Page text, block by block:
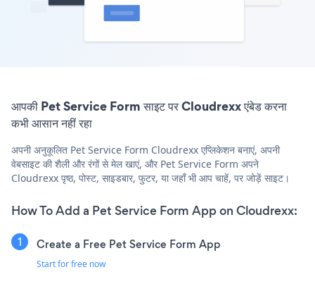
आपकी Pet Service Form साइट पर Cloudrexx एंबेड करना
कभी आसान नहीं रहा
अपनी अनुकूलित Pet Service Form Cloudrexx एप्लिकेशन बनाएं, अपनी
वेबसाइट की शैली और रंगों से मेल खाएं, और Pet Service Form अपने
Cloudrexx पृष्ठ, पोस्ट, साइडबार, फुटर, या जहाँ भी आप चाहें, पर जोड़ें साइट।
How To Add a Pet Service Form App on Cloudrexx:
Create a Free Pet Service Form App
Start for free now